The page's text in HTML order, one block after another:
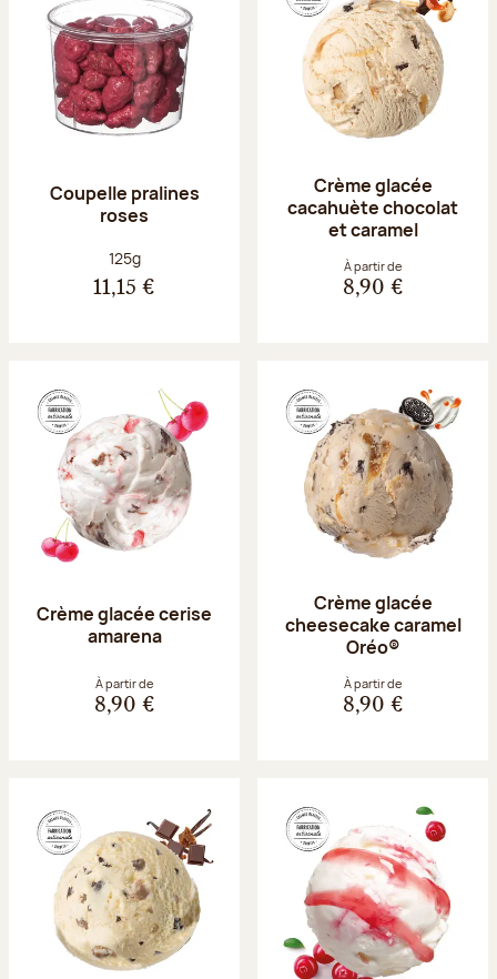
Coupelle pralines
roses
Poids net :
125g
11,15 €
Crème glacée
cacahuète chocolat
et caramel
À partir de
8,90 €
Crème glacée cerise
amarena
À partir de
8,90 €
Crème glacée
cheesecake caramel
Oréo®
À partir de
8,90 €